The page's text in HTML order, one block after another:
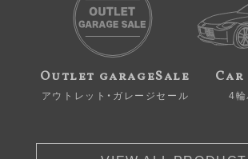
Outlet garageSale
アウトレット・ガレージセール 4輪